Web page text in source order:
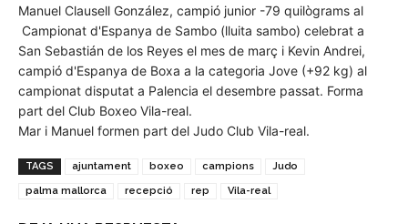
Manuel Clausell González, campió junior -79 quilògrams al
Campionat d'Espanya de Sambo (lluita sambo) celebrat a
San Sebastián de los Reyes el mes de març i Kevin Andrei,
campió d'Espanya de Boxa a la categoria Jove (+92 kg) al
campionat disputat a Palencia el desembre passat. Forma
part del Club Boxeo Vila-real.
Mar i Manuel formen part del Judo Club Vila-real.
TAGS ajuntament boxeo campions Judo
palma mallorca recepció rep Vila-real